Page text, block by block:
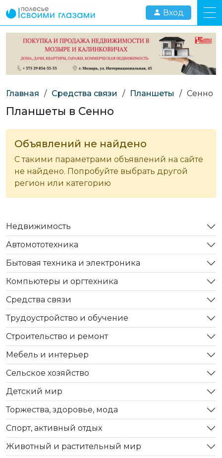
Вход
Главная / Средства связи / Планшеты / Сенно
Планшеты в Сенно
Объявлений не найдено
С такими параметрами объявлений на сайте
не найдено. Попробуйте выбрать другой
регион или категорию
Недвижимость
Автомототехника
Бытовая техника и электроника
Компьютеры и оргтехника
Средства связи
Трудоустройство и обучение
Строительство и ремонт
Мебель и интерьер
Сельское хозяйство
Детский мир
Торжества, здоровье, мода
Спорт, активный отдых
Животный и растительный мир